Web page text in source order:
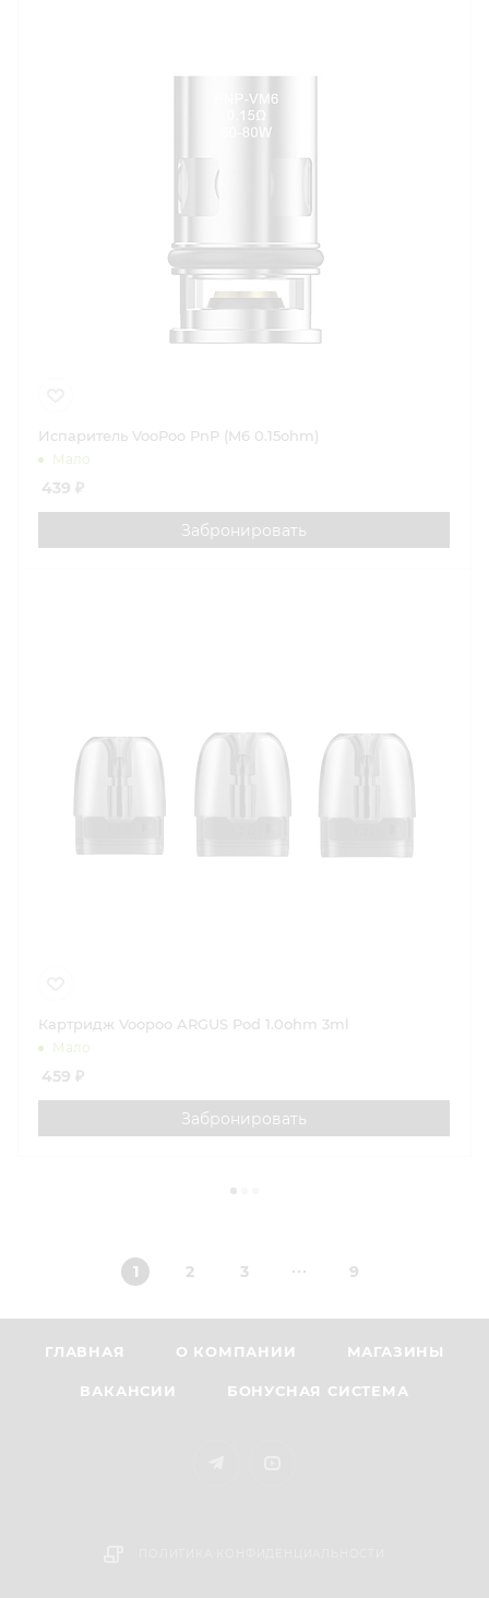
Испаритель VooPoo PnP (M6 0.15ohm)
Мало
439 ₽
Забронировать
Картридж Voopoo ARGUS Pod 1.0ohm 3ml
Мало
459 ₽
Забронировать
1 2 3 9
ГЛАВНАЯ О КОМПАНИИ МАГАЗИНЫ
ВАКАНСИИ БОНУСНАЯ СИСТЕМА